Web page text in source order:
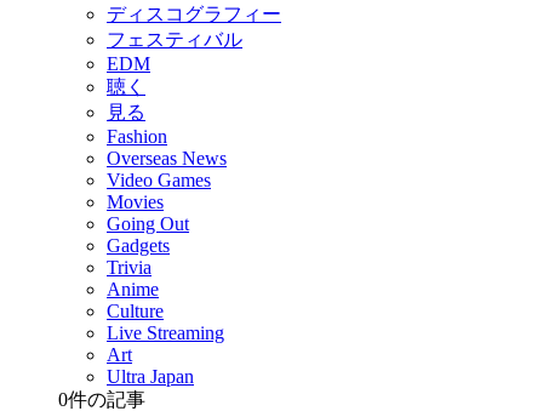
ディスコグラフィー
フェスティバル
EDM
聴く
見る
Fashion
Overseas News
Video Games
Movies
Going Out
Gadgets
Trivia
Anime
Culture
Live Streaming
Art
Ultra Japan
0件の記事